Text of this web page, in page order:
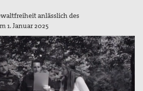
anlässlich des
1. Januar 2025